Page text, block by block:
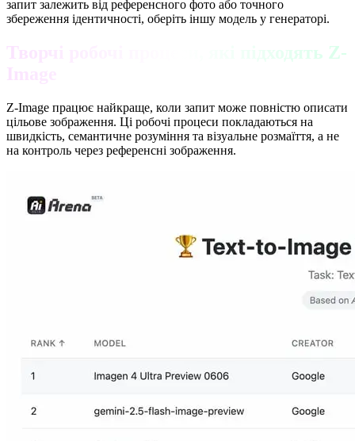
запит залежить від референсного фото або точного
збереження ідентичності, оберіть іншу модель у генераторі.
Творчі робочі процеси, які підходять Z-
Image
Z-Image працює найкраще, коли запит може повністю описати
цільове зображення. Ці робочі процеси покладаються на
швидкість, семантичне розуміння та візуальне розмаїття, а не
на контроль через референсні зображення.